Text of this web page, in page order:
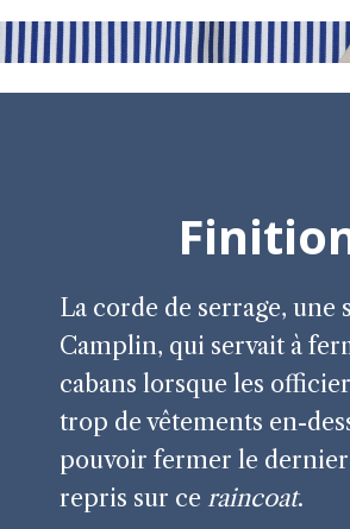
La corde de serrage, une
Camplin, qui servait à
cabans lorsque les
trop de vêtements en-
pouvoir fermer le
repris sur ce raincoat.